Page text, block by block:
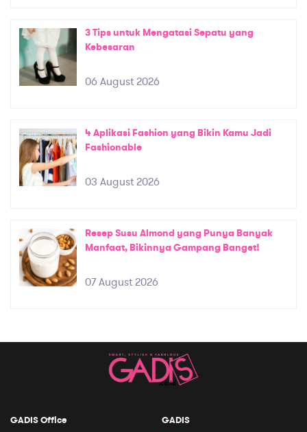
3 Tips untuk Mengatasi Sepatu yang
Kebesaran
06 August 2026
4 Aplikasi Fashion yang Bikin Kamu Jadi
Fashionable
03 August 2026
Resep Susu Almond yang Punya Banyak
Manfaat, Bikinnya Gampang Banget!
07 August 2026
GADIS Office GADIS